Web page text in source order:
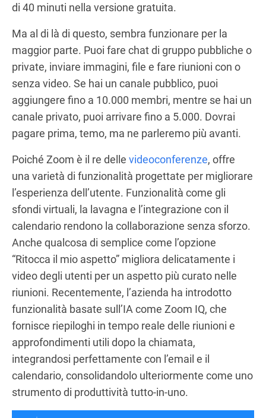
di 40 minuti nella versione gratuita.
Ma al di là di questo, sembra funzionare per la
maggior parte. Puoi fare chat di gruppo pubbliche o
private, inviare immagini, file e fare riunioni con o
senza video. Se hai un canale pubblico, puoi
aggiungere fino a 10.000 membri, mentre se hai un
canale privato, puoi arrivare fino a 5.000. Dovrai
pagare prima, temo, ma ne parleremo più avanti.
Poiché Zoom è il re delle videoconferenze, offre
una varietà di funzionalità progettate per migliorare
l’esperienza dell’utente. Funzionalità come gli
sfondi virtuali, la lavagna e l’integrazione con il
calendario rendono la collaborazione senza sforzo.
Anche qualcosa di semplice come l’opzione
“Ritocca il mio aspetto” migliora delicatamente i
video degli utenti per un aspetto più curato nelle
riunioni. Recentemente, l’azienda ha introdotto
funzionalità basate sull’IA come Zoom IQ, che
fornisce riepiloghi in tempo reale delle riunioni e
approfondimenti utili dopo la chiamata,
integrandosi perfettamente con l’email e il
calendario, consolidandolo ulteriormente come uno
strumento di produttività tutto-in-uno.